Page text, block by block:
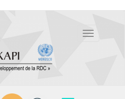
Toggle